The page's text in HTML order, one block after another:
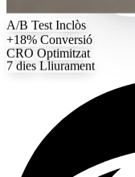
A/B Test Inclòs
+18% Conversió
CRO Optimitzat
7 dies Lliurament